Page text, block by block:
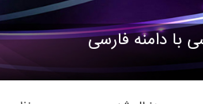
با دامنه فارسی